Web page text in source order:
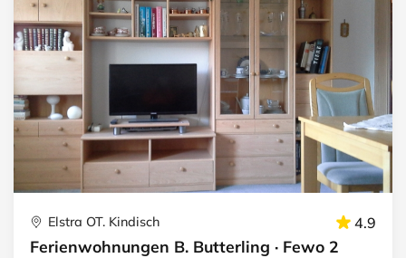
Elstra OT. Kindisch 4.9
Ferienwohnungen B. Butterling · Fewo 2